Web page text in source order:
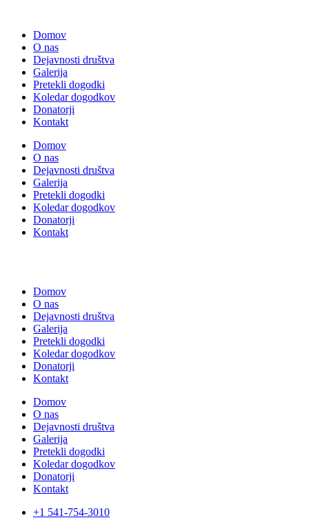
Domov
O nas
Dejavnosti društva
Galerija
Pretekli dogodki
Koledar dogodkov
Donatorji
Kontakt
Domov
O nas
Dejavnosti društva
Galerija
Pretekli dogodki
Koledar dogodkov
Donatorji
Kontakt
Domov
O nas
Dejavnosti društva
Galerija
Pretekli dogodki
Koledar dogodkov
Donatorji
Kontakt
Domov
O nas
Dejavnosti društva
Galerija
Pretekli dogodki
Koledar dogodkov
Donatorji
Kontakt
+1 541-754-3010​